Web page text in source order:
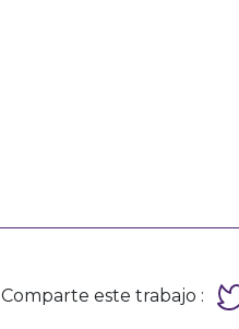
Comparte este trabajo :